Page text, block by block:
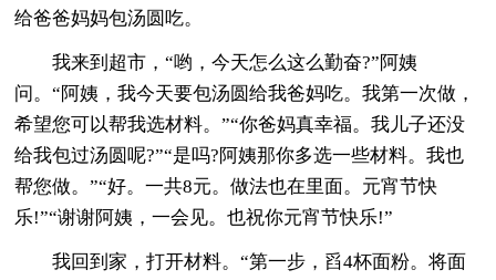
给爸爸妈妈包汤圆吃。
我来到超市，“哟，今天怎么这么勤奋?”阿姨
问。“阿姨，我今天要包汤圆给我爸妈吃。我第一次做，
希望您可以帮我选材料。”“你爸妈真幸福。我儿子还没
给我包过汤圆呢?”“是吗?阿姨那你多选一些材料。我也
帮您做。”“好。一共8元。做法也在里面。元宵节快
乐!”“谢谢阿姨，一会见。也祝你元宵节快乐!”
我回到家，打开材料。“第一步，舀4杯面粉。将面